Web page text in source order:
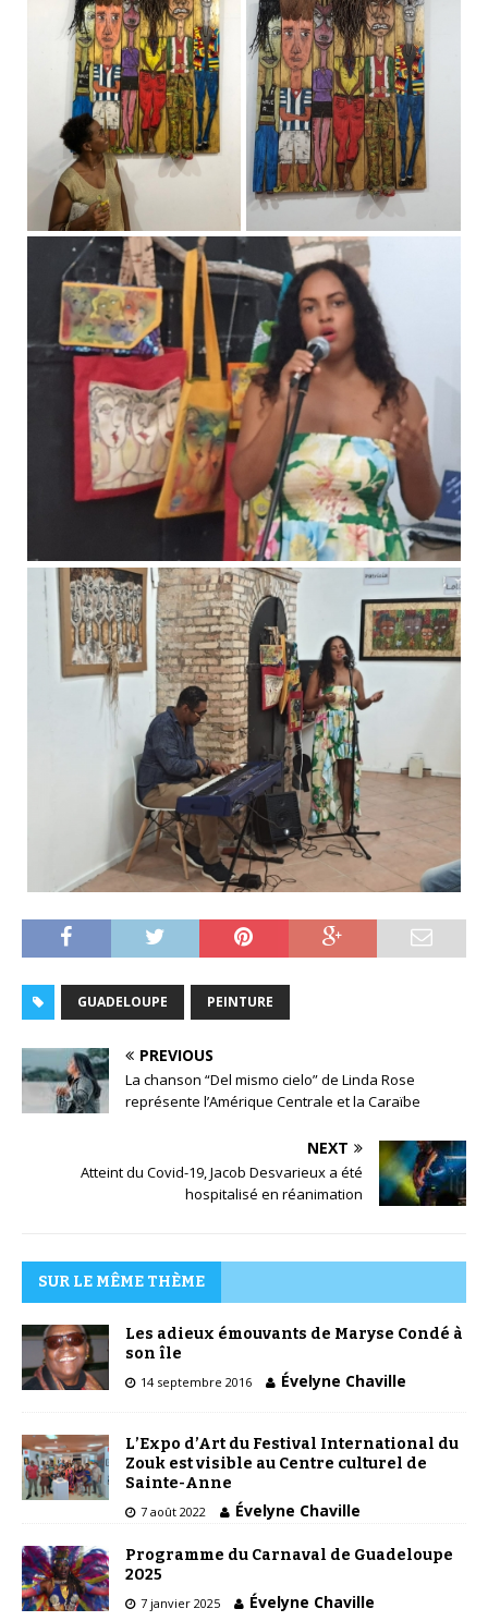
GUADELOUPE PEINTURE
PREVIOUS
La chanson “Del mismo cielo” de Linda Rose
représente l’Amérique Centrale et la Caraïbe
NEXT
Atteint du Covid-19, Jacob Desvarieux a été
hospitalisé en réanimation
SUR LE MÊME THÈME
Les adieux émouvants de Maryse Condé à
son île
14 septembre 2016 Évelyne Chaville
L’Expo d’Art du Festival International du
Zouk est visible au Centre culturel de
Sainte-Anne
7 août 2022 Évelyne Chaville
Programme du Carnaval de Guadeloupe
2025
7 janvier 2025 Évelyne Chaville